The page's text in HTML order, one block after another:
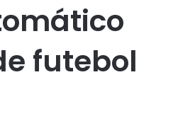
futebol